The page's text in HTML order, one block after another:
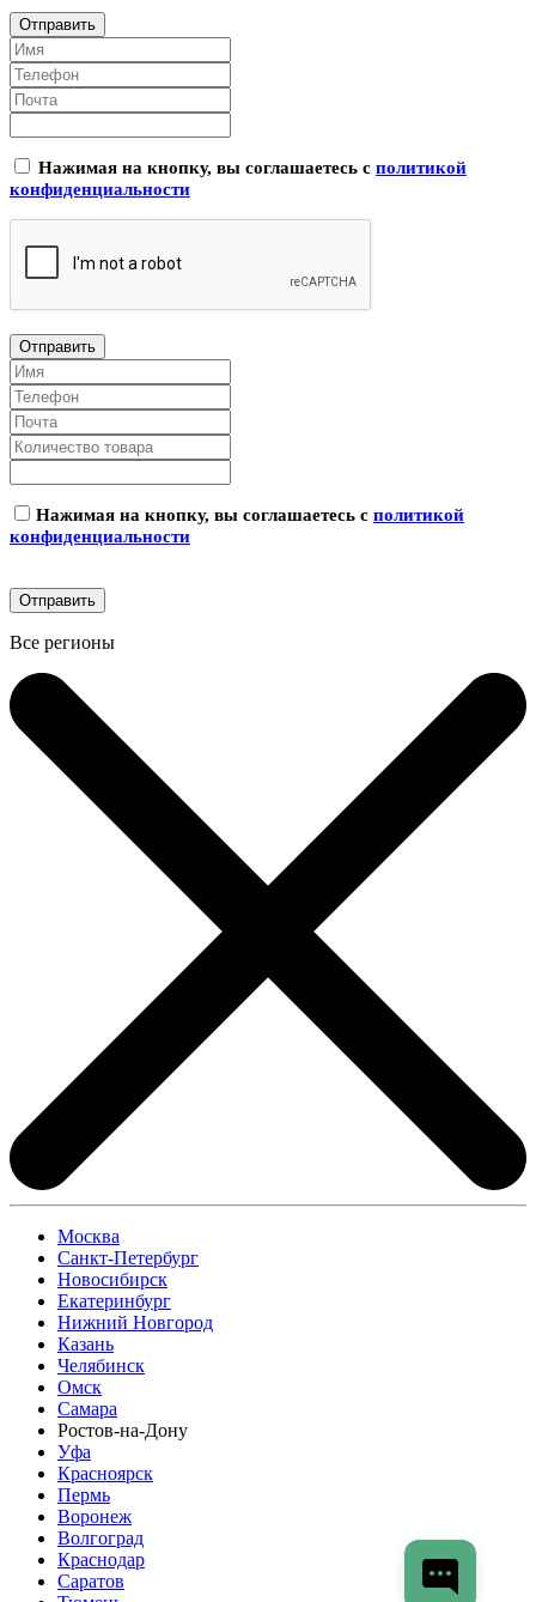
Нажимая на кнопку, вы соглашаетесь с политикой
конфиденциальности
Нажимая на кнопку, вы соглашаетесь с политикой
конфиденциальности
Все регионы
Москва
Санкт-Петербург
Новосибирск
Екатеринбург
Нижний Новгород
Казань
Челябинск
Омск
Самара
Ростов-на-Дону
Уфа
Красноярск
Пермь
Воронеж
Волгоград
Краснодар
Саратов